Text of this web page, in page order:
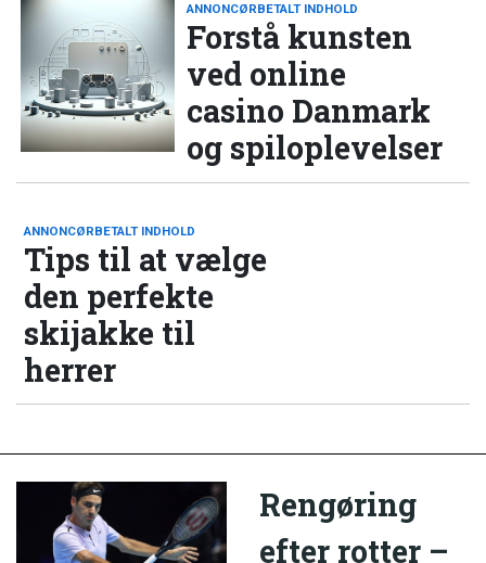
ANNONCØRBETALT INDHOLD
Forstå kunsten
ved online
casino Danmark
og spiloplevelser
ANNONCØRBETALT INDHOLD
Tips til at vælge
den perfekte
skijakke til
herrer
Rengøring
efter rotter –